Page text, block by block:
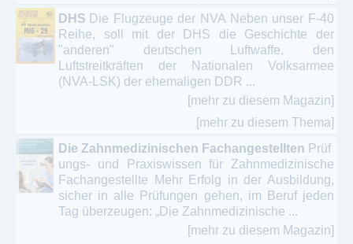
DHS Die Flugzeuge der NVA Neben unser F-40
Reihe, soll mit der DHS die Geschichte der
"anderen" deutschen Luftwaffe, den
Luftstreitkräften der Nationalen Volksarmee
(NVA-LSK) der ehemaligen DDR ...
[mehr zu diesem Magazin]
[mehr zu diesem Thema]
Die Zahnmedizinischen Fachangestellten Prüf
ungs- und Praxiswissen für Zahnmedizinische
Fachangestellte Mehr Erfolg in der Ausbildung,
sicher in alle Prüfungen gehen, im Beruf jeden
Tag überzeugen: „Die Zahnmedizinische ...
[mehr zu diesem Magazin]